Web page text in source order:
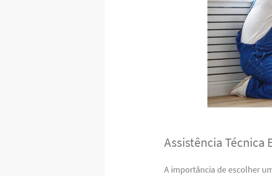
Assistência Técnica
A importância de escolher